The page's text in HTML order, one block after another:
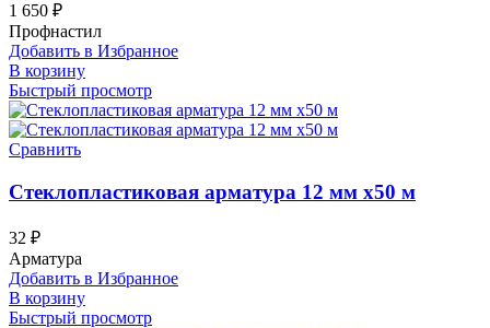
1 650 ₽
Профнастил
Добавить в Избранное
В корзину
Быстрый просмотр
Сравнить
Стеклопластиковая арматура 12 мм х50 м
32 ₽
Арматура
Добавить в Избранное
В корзину
Быстрый просмотр